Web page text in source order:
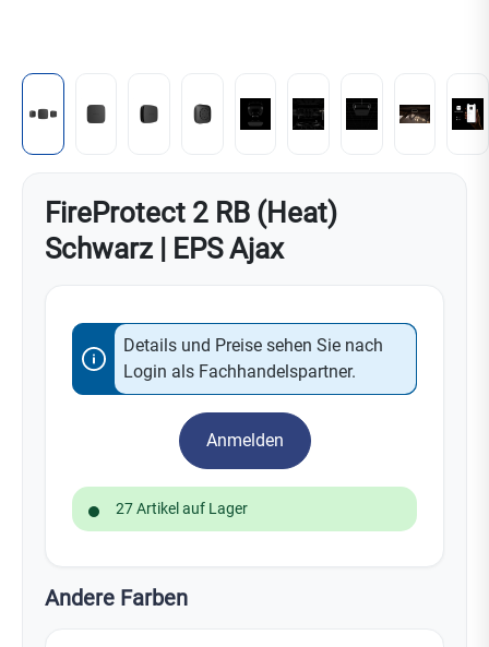
FireProtect 2 RB (Heat)
Schwarz | EPS Ajax
Details und Preise sehen Sie nach
Login als Fachhandelspartner.
Anmelden
27 Artikel auf Lager
Andere Farben